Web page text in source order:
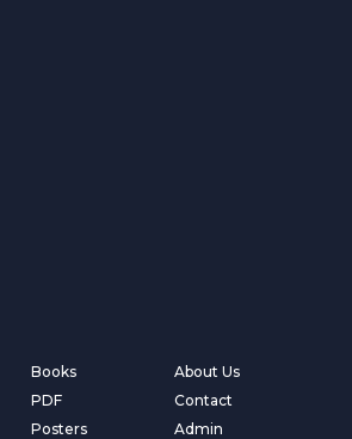
Books
PDF
Posters
About Us
Contact
Admin